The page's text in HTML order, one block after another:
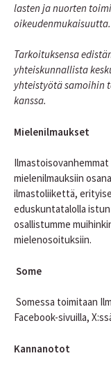
lasten ja nuorten
oikeudenmukaisuutta.
Tarkoituksensa
yhteiskunnallista
yhteistyötä samoihin
kanssa.
Mielenilmaukset
mielenilmauksiin
ilmastoliikettä,
eduskuntatalolla
osallistumme
mielenosoituksiin.
Some
Somessa toimitaan
Facebook-sivuilla,
Kannanotot